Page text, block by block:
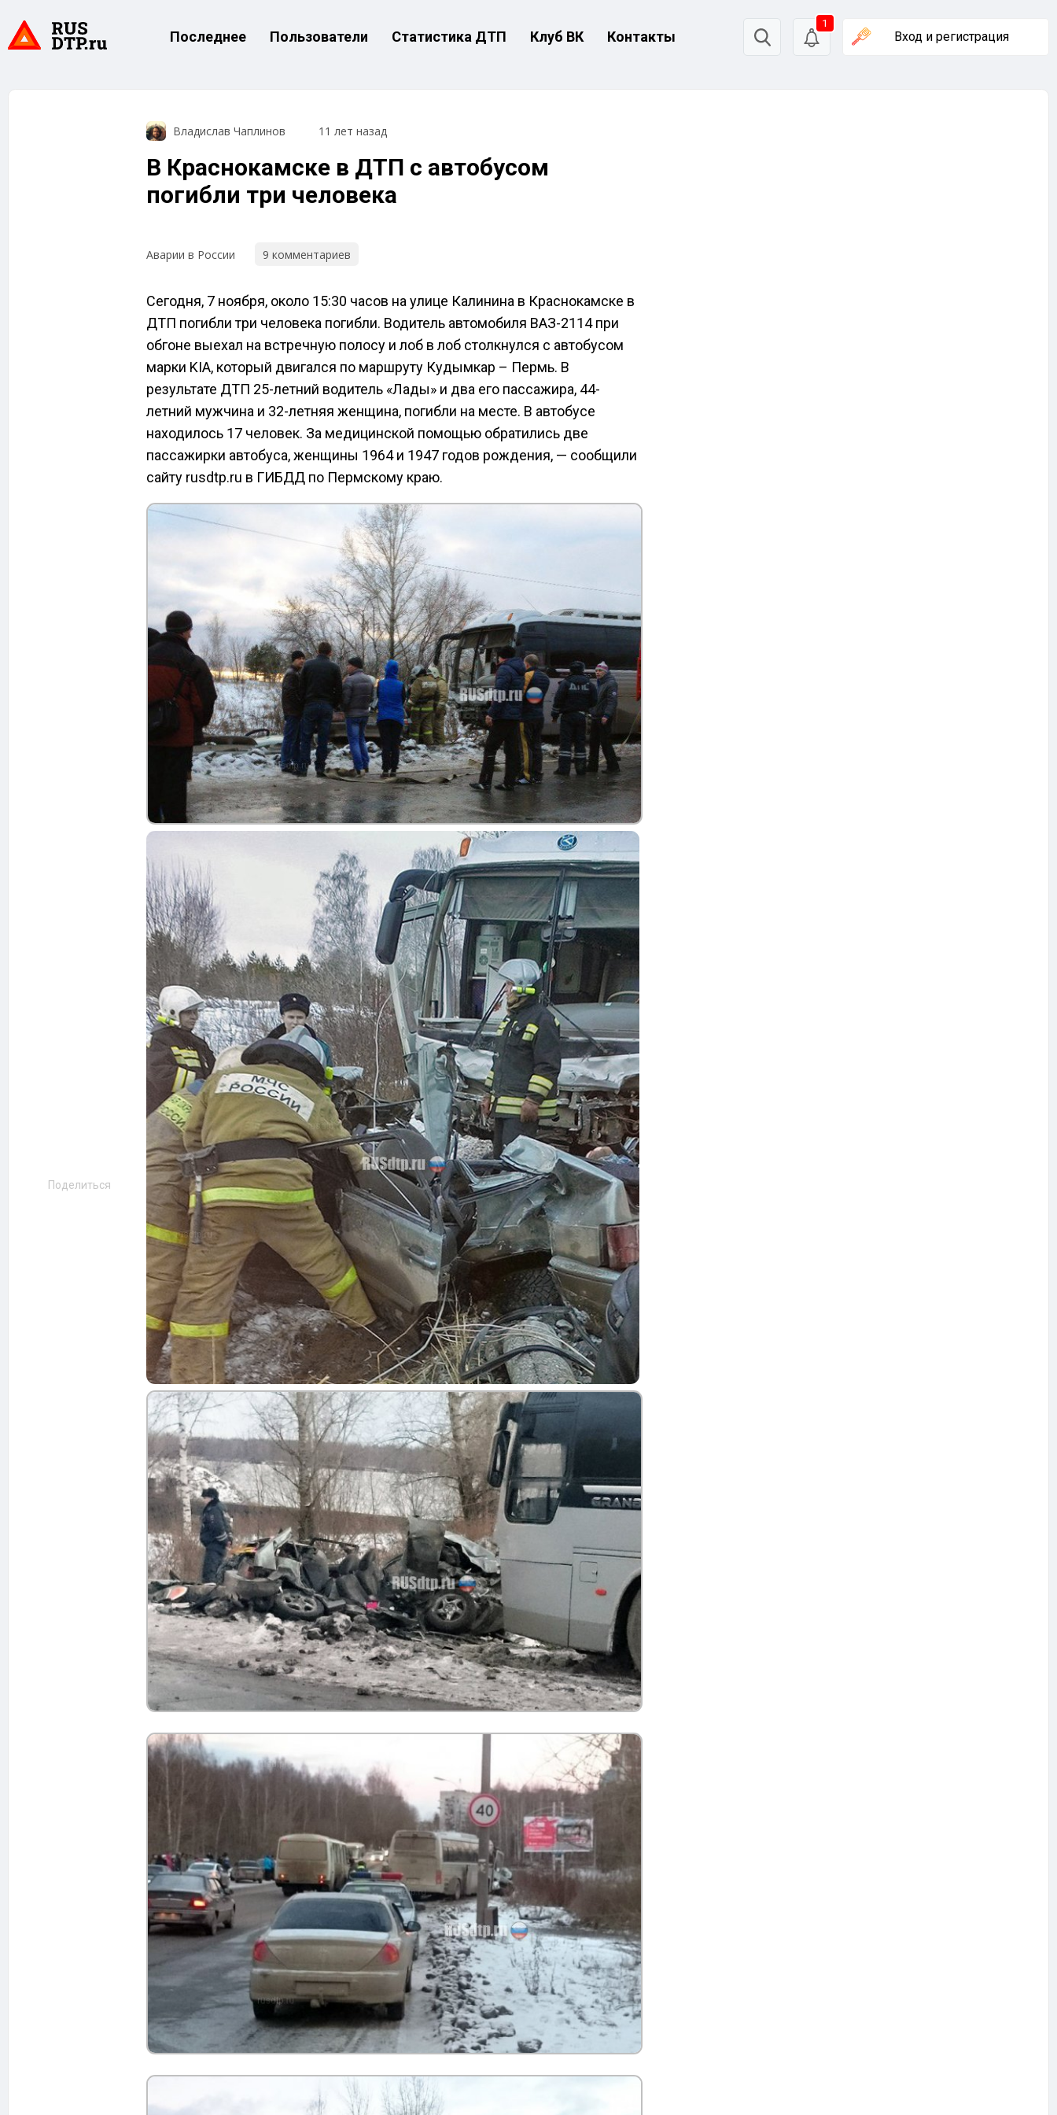
Последнее Пользователи Статистика ДТП Клуб ВК Контакты
1
Вход и регистрация
Поделиться
Владислав Чаплинов 11 лет назад
В Краснокамске в ДТП с автобусом
погибли три человека
Аварии в России 9 комментариев
Сегодня, 7 ноября, около 15:30 часов на улице Калинина в Краснокамске в
ДТП погибли три человека погибли. Водитель автомобиля ВАЗ-2114 при
обгоне выехал на встречную полосу и лоб в лоб столкнулся с автобусом
марки KIA, который двигался по маршруту Кудымкар – Пермь. В
результате ДТП 25-летний водитель «Лады» и два его пассажира, 44-
летний мужчина и 32-летняя женщина, погибли на месте. В автобусе
находилось 17 человек. За медицинской помощью обратились две
пассажирки автобуса, женщины 1964 и 1947 годов рождения, — сообщили
сайту rusdtp.ru в ГИБДД по Пермскому краю.